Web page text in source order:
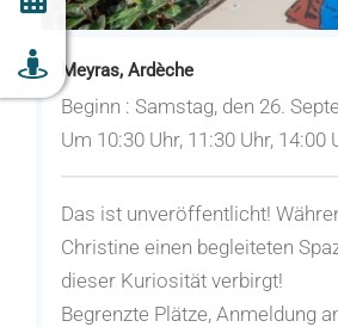
Meyras, Ardèche
Beginn : Samstag, den 26.
Um 10:30 Uhr, 11:30 Uhr, 14:00
Das ist unveröffentlicht!
Christine einen begleiteten
dieser Kuriosität verbirgt!
Begrenzte Plätze, Anmeldung